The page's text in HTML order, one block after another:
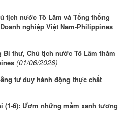
tịch nước Tô Lâm và Tổng thống
nghiệp Việt Nam-Philippines
Bí thư, Chủ tịch nước Tô Lâm thăm
(01/06/2026)
tư duy hành động thực chất
(1-6): Ươm những mầm xanh tương